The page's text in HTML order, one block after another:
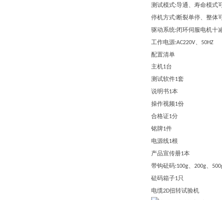
测试模式:导通、寿命模式
停机方式:断裂单停、整体
驱动系统:闭环伺服电机十
工作电源:AC220V、 50HZ
配置清单
主机1台
测试软件1套
说明书1本
操作视频1份
合格证1分
铭牌1件
电源线1根
产品宣传册1本
带钩砝码:100g、 200g、
砝码箱子1只
电缆2D扭转试验机